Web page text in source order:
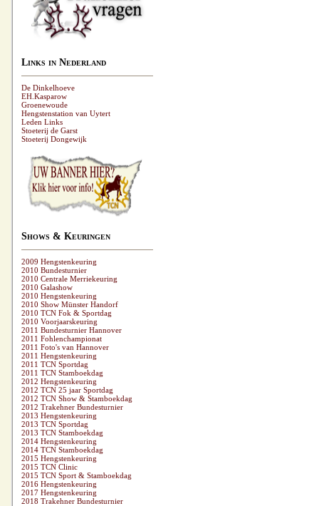
Links in Nederland
De Dinkelhoeve
EH.Kasparow
Groenewoude
Hengstenstation van Uytert
Leden Links
Stoeterij de Garst
Stoeterij Dongewijk
Shows & Keuringen
2009 Hengstenkeuring
2010 Bundesturnier
2010 Centrale Merriekeuring
2010 Galashow
2010 Hengstenkeuring
2010 Show Münster Handorf
2010 TCN Fok & Sportdag
2010 Voorjaarskeuring
2011 Bundesturnier Hannover
2011 Fohlenchampionat
2011 Foto's van Hannover
2011 Hengstenkeuring
2011 TCN Sportdag
2011 TCN Stamboekdag
2012 Hengstenkeuring
2012 TCN 25 jaar Sportdag
2012 TCN Show & Stamboekdag
2012 Trakehner Bundesturnier
2013 Hengstenkeuring
2013 TCN Sportdag
2013 TCN Stamboekdag
2014 Hengstenkeuring
2014 TCN Stamboekdag
2015 Hengstenkeuring
2015 TCN Clinic
2015 TCN Sport & Stamboekdag
2016 Hengstenkeuring
2017 Hengstenkeuring
2018 Trakehner Bundesturnier